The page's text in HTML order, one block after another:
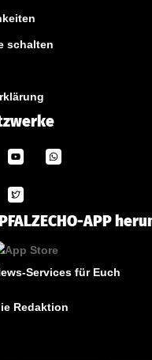
schalten
APP
Services für Euch
Redaktion